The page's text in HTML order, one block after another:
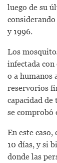
luego de su
y 1996.
Los
infectada
o a humanos
reservorios
capacidad
se comprobó
En este caso,
10 días, y si
donde las